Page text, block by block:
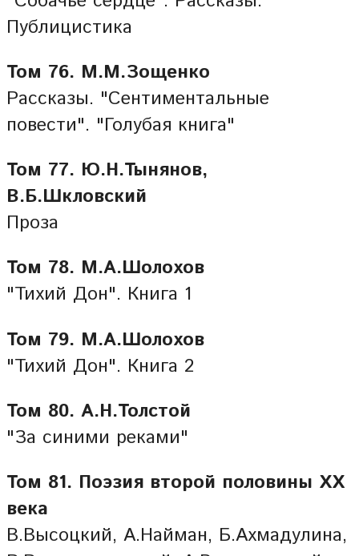
Публицистика
Том 76. М.М.Зощенко
Рассказы. "Сентиментальные
повести". "Голубая книга"
Том 77. Ю.Н.Тынянов,
В.Б.Шкловский
Проза
Том 78. М.А.Шолохов
"Тихий Дон". Книга 1
Том 79. М.А.Шолохов
"Тихий Дон". Книга 2
Том 80. А.Н.Толстой
"За синими реками"
Том 81. Поэзия второй половины ХХ
века
В.Высоцкий, А.Найман, Б.Ахмадулина,